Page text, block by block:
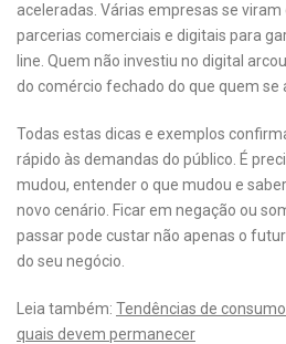
aceleradas. Várias empresas se
parcerias comerciais e digitais para
line. Quem não investiu no digital
do comércio fechado do que quem se
Todas estas dicas e exemplos
rápido às demandas do público. É
mudou, entender o que mudou e
novo cenário. Ficar em negação ou
passar pode custar não apenas o
do seu negócio.
Leia também: Tendências de
quais devem permanecer